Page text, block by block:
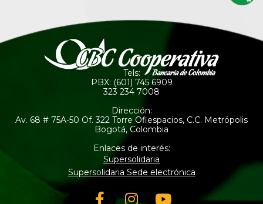
Tels:
PBX: (601) 745 6909
323 234 7008
Dirección:
Av. 68 # 75A-50 Of. 322 Torre Ofiespacios, C.C. Metrópolis
Bogotá, Colombia
Enlaces de interés:
Supersolidaria
Supersolidaria Sede electrónica
Facebook-
Instagram
Youtube